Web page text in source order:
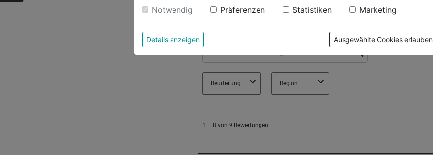
Weitere Informationen findest du in unserer Datenschutzerklärung
Notwendig Präferenzen Statistiken Marketing
Details anzeigen Ausgewählte Cookies erlauben